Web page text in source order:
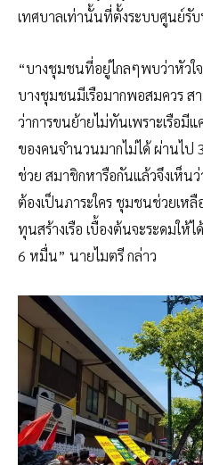
เทศบาลเท่านั้นที่ตั้งระบบศูนย์รับ
“บางชุมชนที่อยู่ไกลๆพบว่าหัวใ
บางชุมชนมีเรือมากพอสมควร ส
ว่าการขนย้ายไม่ทันเพราะเรือมี
ของคนจำนวนมากไม่ได้ ผ่านไป
ช่วย สมาชิกหารือกันแล้วจึงเห็น
ต้องเป็นภาระใคร ชุมชนช่วยเหลื
ทุนสร้างเรือ เบื้องต้นจะระดมให้
6 หมื่น” นายไมตรี กล่าว